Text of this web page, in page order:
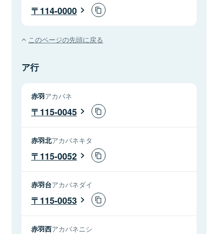
114-0000
このページの先頭に戻る
ア行
赤羽アカバネ
115-0045
赤羽北アカバネキタ
115-0052
赤羽台アカバネダイ
115-0053
赤羽西アカバネニシ